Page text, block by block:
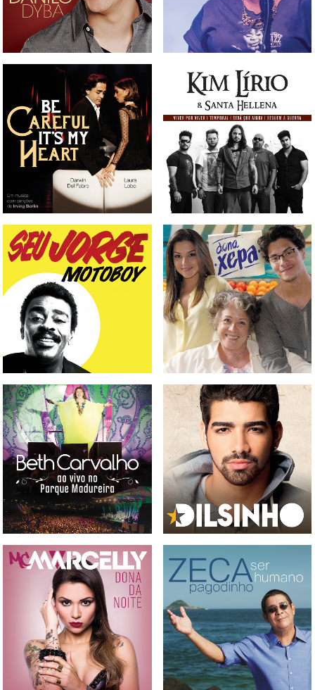
CD TRILHA SONORA DO
MUSICAL BE CAREFUL IT'S
MY HEART
CD PROMO KIM LÍRIO &
SANTA HELLENA
CD PROMO SEU JORGE -
MOTOBOY
CD TRILHA SONORA DA
NOVELA DONA XEPA
CD E DVD BETH CARVALHO
- AO VIVO NO PARQUE
MADUREIRA
CD DILSINHO
CD MC MARCELLY - DONA
DA NOITE
CD ZECA PAGODINHO - SER
HUMANOS